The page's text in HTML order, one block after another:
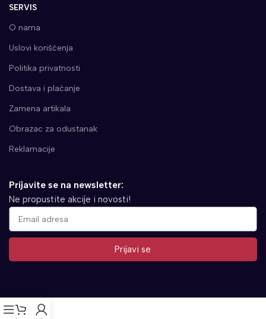
SERVIS
O nama
Uslovi korišćenja
Politika privatnosti
Dostava i plaćanje
Zamena artikala
Obrazac za odustanak
Reklamacije
Prijavite se na newsletter:
Ne propustite akcije i novosti!
Prijavi se